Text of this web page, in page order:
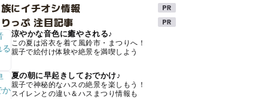
にイチオシ情報
っぷ 注目記事
涼やかな音色に癒やされる♪
この夏は浴衣を着て風鈴市・まつりへ！
親子で絵付け体験や絶景を満喫しよう
夏の朝に早起きしておでかけ♪
親子で神秘的なハスの絶景を楽しもう！
スイレンとの違い＆ハスまつり情報も